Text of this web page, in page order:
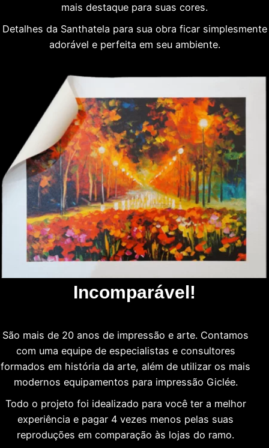
mais destaque para suas cores.
Detalhes da Santhatela para sua obra ficar simplesmente
adorável e perfeita em seu ambiente.
Incomparável!
São mais de 20 anos de impressão e arte. Contamos
com uma equipe de especialistas e consultores
formados em história da arte, além de utilizar os mais
modernos equipamentos para impressão Giclée.
Todo o projeto foi idealizado para você ter a melhor
experiência e pagar 4 vezes menos pelas suas
reproduções em comparação às lojas do ramo.